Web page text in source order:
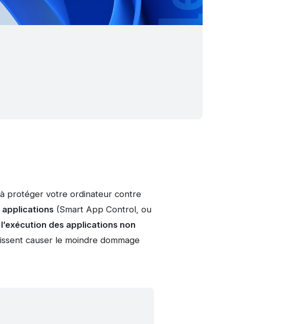
protéger votre ordinateur contre
applications(Smart App Control, ou
des applications non
causer le moindre dommage